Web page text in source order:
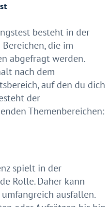
besteht in der
die im
abgefragt werden.
nach dem
auf den du dich
der
Themenbereichen:
spielt in der
Rolle. Daher kann
ausfallen.